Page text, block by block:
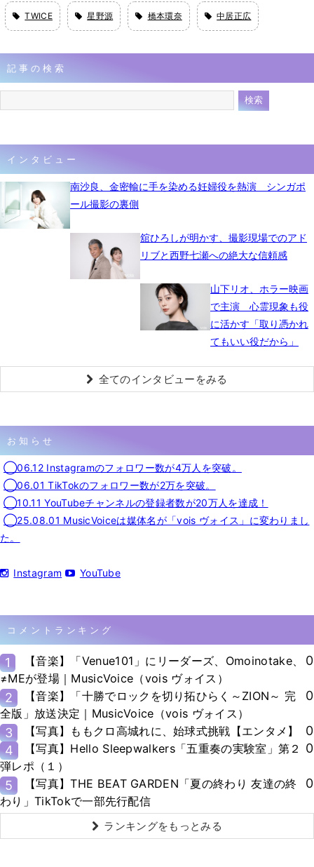
TWICE 星野源 橋本環奈 中居正広
記事の検索
インタビュー
南沙良、金密輸に手を染める妊婦役を熱演 シンガポ
ール撮影の裏側
舘ひろしが明かす、撮影現場でのアド
リブと西野七瀬への絶大な信頼感
山下リオ、ホラー映画
で主演 心霊現象も役
に活かす「取り憑かれ
てもいい役だから」
全てのインタビューをみる
お知らせ
◯06.12 Instagramのフォロワー数が4万人を突破。
◯06.01 TikTokのフォロワー数が2万を突破。
◯10.11 YouTubeチャンネルの登録者数が20万人を達成！
◯25.08.01 MusicVoiceは媒体名が「vois ヴォイス」に変わりまし
た。
Instagram YouTube
コメントランキング
1
【音楽】「Venue101」にリーダーズ、Omoinotake、
≠MEが登場｜MusicVoice（vois ヴォイス）
0
2
【音楽】「十勝でロックを切り拓ひらく～ZION～ 完
全版」放送決定｜MusicVoice（vois ヴォイス）
0
3 【写真】ももクロ高城れに、始球式挑戦【エンタメ】
0
4
【写真】Hello Sleepwalkers「五重奏の実験室」第２
弾レポ（１）
0
5
【写真】THE BEAT GARDEN「夏の終わり 友達の終
わり」TikTokで一部先行配信
0
ランキングをもっとみる